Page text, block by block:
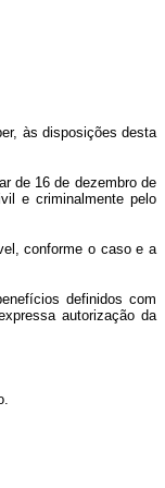
às disposições desta
de 16 de dezembro de
e criminalmente pelo
conforme o caso e a
definidos com
autorização da